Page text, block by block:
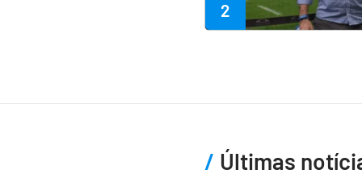
2
Últimas